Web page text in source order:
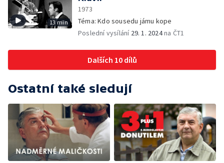
13 min
1973
Téma: Kdo sousedu jámu kope
Poslední vysílání 29. 1. 2024na ČT1
Dalších 10 dílů
Ostatní také sledují